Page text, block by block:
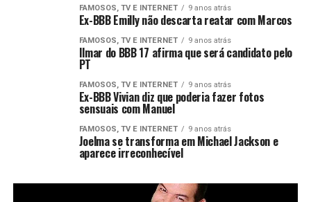
FAMOSOS, TV E INTERNET 9 anos atrás
Ex-BBB Emilly não descarta reatar com Marcos
FAMOSOS, TV E INTERNET 9 anos atrás
Ilmar do BBB 17 afirma que será candidato pelo
PT
FAMOSOS, TV E INTERNET 9 anos atrás
Ex-BBB Vivian diz que poderia fazer fotos
sensuais com Manuel
FAMOSOS, TV E INTERNET 9 anos atrás
Joelma se transforma em Michael Jackson e
aparece irreconhecível